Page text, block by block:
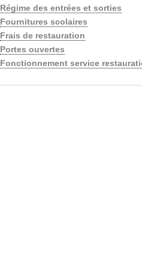
Régime des entrées et sorties
Fournitures scolaires
Frais de restauration
Portes ouvertes
Fonctionnement service